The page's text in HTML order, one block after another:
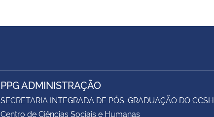
PPG ADMINISTRAÇÃO
SECRETARIA INTEGRADA DE PÓS-GRADUAÇÃO DO CCSH
Centro de Ciências Sociais e Humanas